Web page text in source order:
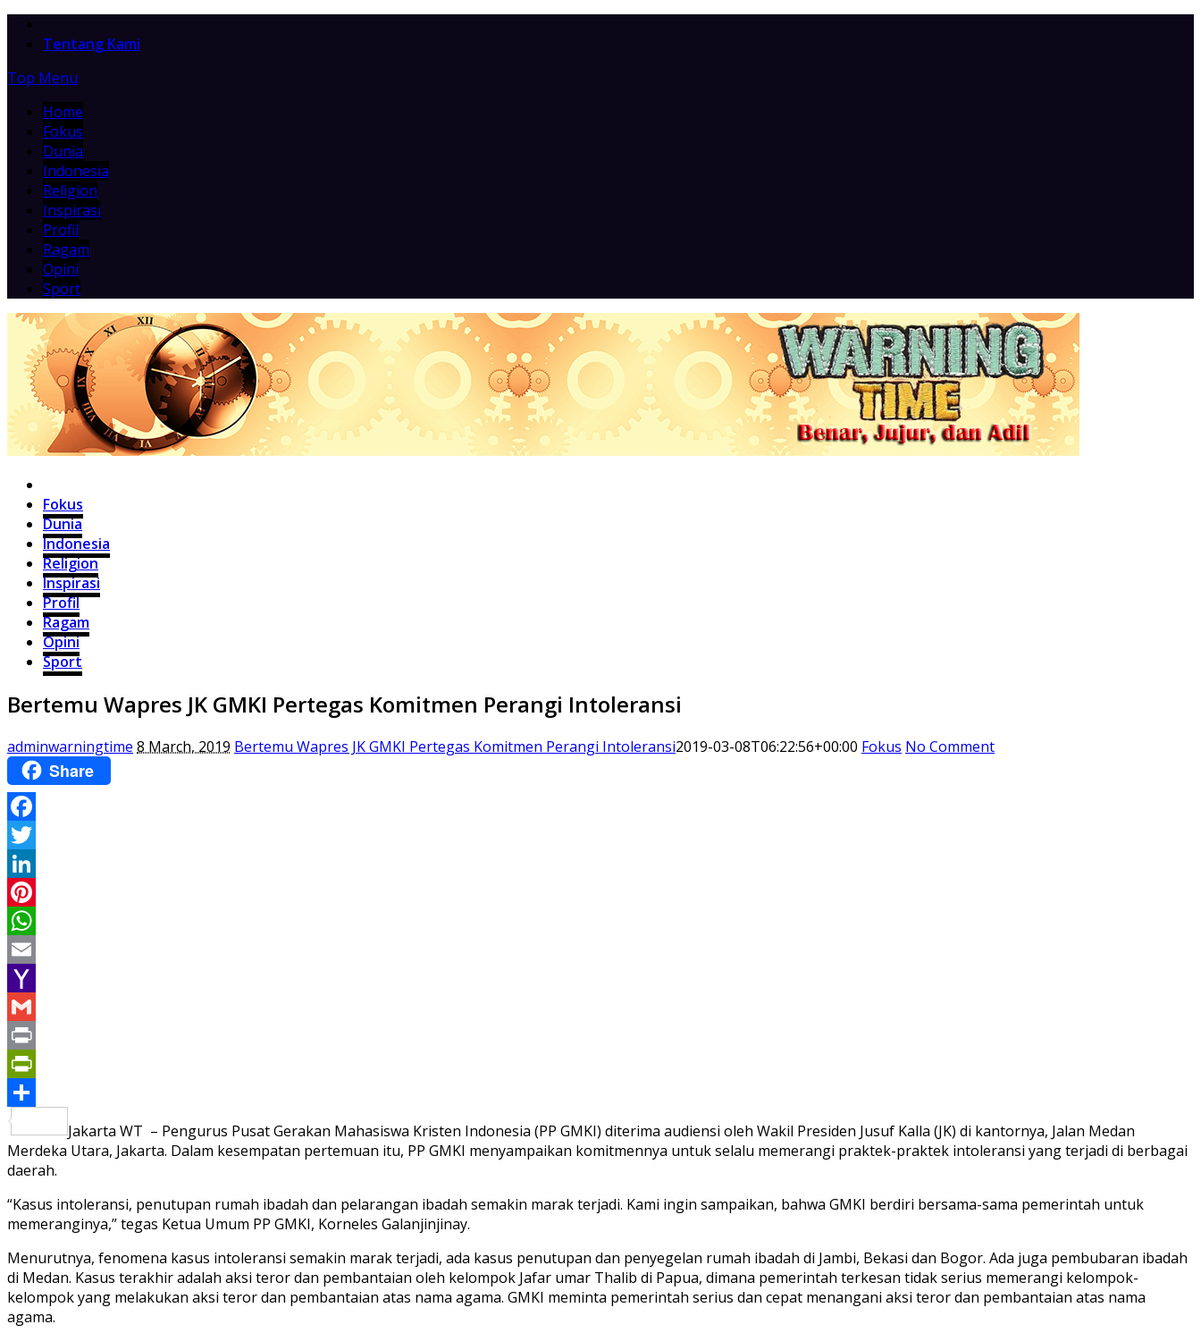
Tentang Kami
Top Menu
Home
Fokus
Dunia
Indonesia
Religion
Inspirasi
Profil
Ragam
Opini
Sport
Fokus
Dunia
Indonesia
Religion
Inspirasi
Profil
Ragam
Opini
Sport
Bertemu Wapres JK GMKI Pertegas Komitmen Perangi Intoleransi
adminwarningtime 8 March, 2019 Bertemu Wapres JK GMKI Pertegas Komitmen Perangi Intoleransi2019-03-08T06:22:56+00:00 Fokus No Comment
Share
Facebook
Twitter
LinkedIn
Pinterest
WhatsApp
Email
Yahoo
Mail
Gmail
Print
PrintFriendly
Share
Jakarta WT – Pengurus Pusat Gerakan Mahasiswa Kristen Indonesia (PP GMKI) diterima audiensi oleh Wakil Presiden Jusuf Kalla (JK) di kantornya, Jalan Medan
Merdeka Utara, Jakarta. Dalam kesempatan pertemuan itu, PP GMKI menyampaikan komitmennya untuk selalu memerangi praktek-praktek intoleransi yang terjadi di berbagai
daerah.
“Kasus intoleransi, penutupan rumah ibadah dan pelarangan ibadah semakin marak terjadi. Kami ingin sampaikan, bahwa GMKI berdiri bersama-sama pemerintah untuk
memeranginya,” tegas Ketua Umum PP GMKI, Korneles Galanjinjinay.
Menurutnya, fenomena kasus intoleransi semakin marak terjadi, ada kasus penutupan dan penyegelan rumah ibadah di Jambi, Bekasi dan Bogor. Ada juga pembubaran ibadah
di Medan. Kasus terakhir adalah aksi teror dan pembantaian oleh kelompok Jafar umar Thalib di Papua, dimana pemerintah terkesan tidak serius memerangi kelompok-
kelompok yang melakukan aksi teror dan pembantaian atas nama agama. GMKI meminta pemerintah serius dan cepat menangani aksi teror dan pembantaian atas nama
agama.